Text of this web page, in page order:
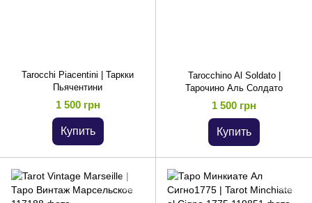
Tarocchi Piacentini | Таркки
Пьячентини
1 500 грн
Купить
Tarocchino Al Soldato |
Тарочино Аль Солдато
1 500 грн
Купить